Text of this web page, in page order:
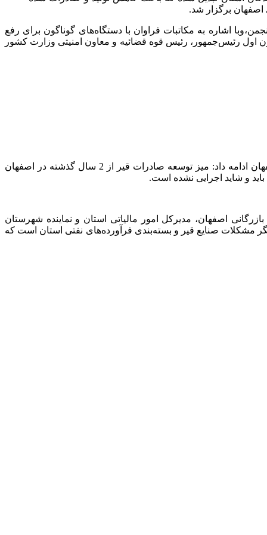
اصفهان برگزار شد.
اشاره به مکاتبات فراوان با دستگاه‌های گوناگون برای رفع
آن اقدام به نامه‌نگاری با معاون اول رئیس‌جمهور، رئیس قوه قضائیه و معاون امنیتی وزارت کشور
وی با اشاره به ادامه روند مکاتبات و نامه‌نگاری‌ها برای رفع مشکلات مباحث مالیاتی صنایع قیر و بسته‌بندی فرآورده‌های نفتی استان اصفهان ادامه داد: میز توسعه صادرات قیر از 2 سال گذشته در اصفهان
و شاید اجرایی نشده است.
اصفهان، مدیرکل امور مالیاتی استان و نماینده شهرستان
بازار آزاد از دیگر مشکلات صنایع قیر و بسته‌بندی فرآورده‌های نفتی استان است که